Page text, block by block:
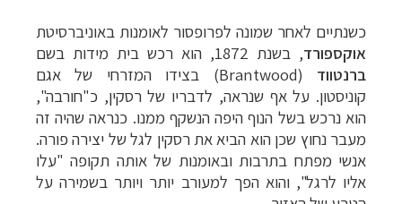
כשנתיים לאחר שמונה לפרופסור לאומנות באוניברסיטת
אוקספורד, בשנת 1872, הוא רכש בית מידות בשם
ברנטווד (
Brantwood) בצידו המזרחי של אגם
קוניסטון. על אף שנראה, לדבריו של רסקין, כ"חורבה",
הוא נרכש בשל הנוף היפה הנשקף ממנו. כנראה שהיה זה
מעבר נחוץ שכן הוא הביא את רסקין לגל של יצירה פורה.
אנשי מפתח בתרבות ובאומנות של אותה תקופה "עלו
אליו לרגל", והוא הפך למעורב יותר ויותר בשמירה על